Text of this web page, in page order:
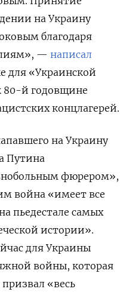
на Украину
благодаря
— написал
для «Украинской
80-й годовщине
концлагерей.
на Украину
Путина
фюрером»,
война «имеет все
пьедестале самых
истории».
для Украины
войны, которая
«весь